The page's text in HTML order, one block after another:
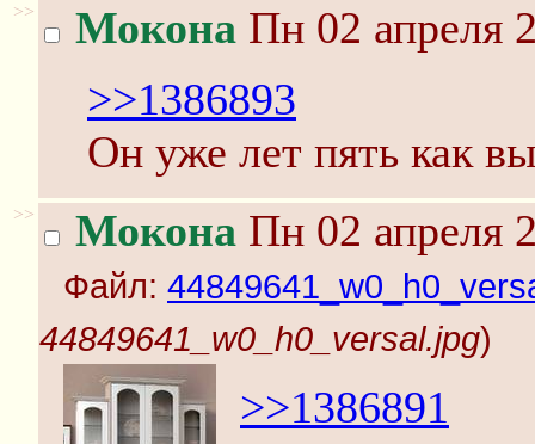
>> Мокона Пн 02 апреля
>>1386893
Он уже лет пять как
>> Мокона Пн 02 апреля
Файл:
44849641_w0_h0_versal.jpg)
>>1386891